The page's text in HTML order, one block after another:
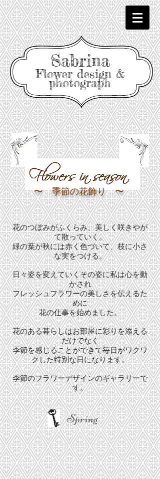
Sabrina
Flower design &
photograph
花のつぼみがふくらみ、美しく咲きやが
て散っていく。
緑の葉が秋には赤く色づいて、枝に小さ
な実をつける。
日々姿を変えていくその姿に私は心を動
かされ
フレッシュフラワーの美しさを伝えるた
めに
花の仕事を始めました。
花のある暮らしはお部屋に彩りを添える
だけでなく
季節を感じることができて毎日がワクワ
クした特別な日になります。
季節のフラワーデザインのギャラリーで
す。
Spring
〜 季節の花飾り 〜